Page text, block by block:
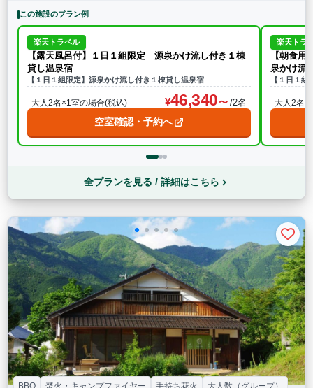
この施設のプラン例
楽天トラベル
【露天風呂付】１日１組限定 源泉かけ流し付き１棟
貸し温泉宿
【１日１組限定】源泉かけ流し付き１棟貸し温泉宿
大人2名×1室の場合(税込) 46,340 /2名
空室確認・予約へ
楽天トラ
【朝食
泉かけ流
【１日１
大人2名
全プランを見る / 詳細はこちら
BBQ 焚火・キャンプファイヤー 手持ち花火 大人数（グループ）